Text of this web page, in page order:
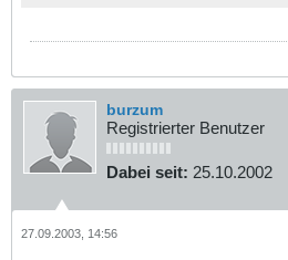
burzum
Registrierter Benutzer
Dabei seit: 25.10.2002
27.09.2003, 14:56